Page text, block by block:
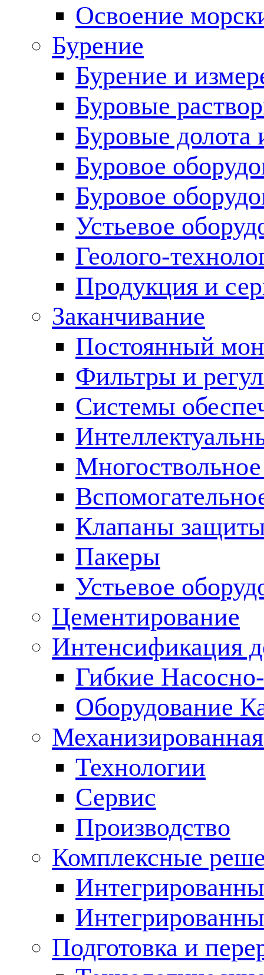
Освоение
Бурение
Бурение и
Буровые
Буровые долота
Буровое
Буровое
Устьевое
Геолого-
Продукция и
Заканчивание
Постоянный
Фильтры и
Cистемы
Клапаны
Пакеры
Устьевое
Цементирование
Интенсификация
Гибкие
Оборудование
Технологии
Сервис
Производство
Комплексные
Подготовка и